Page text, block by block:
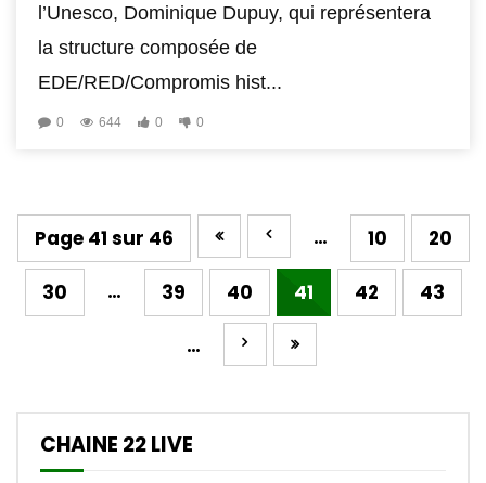
l’Unesco, Dominique Dupuy, qui représentera
la structure composée de
EDE/RED/Compromis hist...
0 644 0 0
Page 41 sur 46 … 10 20
30 … 39 40 41 42 43
…
CHAINE 22 LIVE